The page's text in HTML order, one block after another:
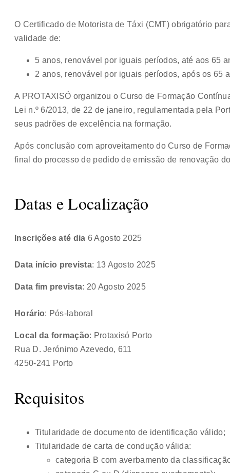
O Certificado de Motorista de Táxi (CMT) obrigatório
validade de:
5 anos, renovável por iguais períodos, até aos 65
2 anos, renovável por iguais períodos, após os 65
A PROTAXISÓ organizou o Curso de Formação
Lei n.º 6/2013, de 22 de janeiro, regulamentada pela
seus padrões de excelência na formação.
Após conclusão com aproveitamento do Curso de
final do processo de pedido de emissão de renovação
Datas e Localização
Inscrições até dia 6 Agosto 2025
Data início prevista: 13 Agosto 2025
Data fim prevista: 20 Agosto 2025
Horário: Pós-laboral
Local da formação: Protaxisó Porto
Rua D. Jerónimo Azevedo, 611
4250-241 Porto
Requisitos
Titularidade de documento de identificação válido;
Titularidade de carta de condução válida:
categoria B com averbamento da